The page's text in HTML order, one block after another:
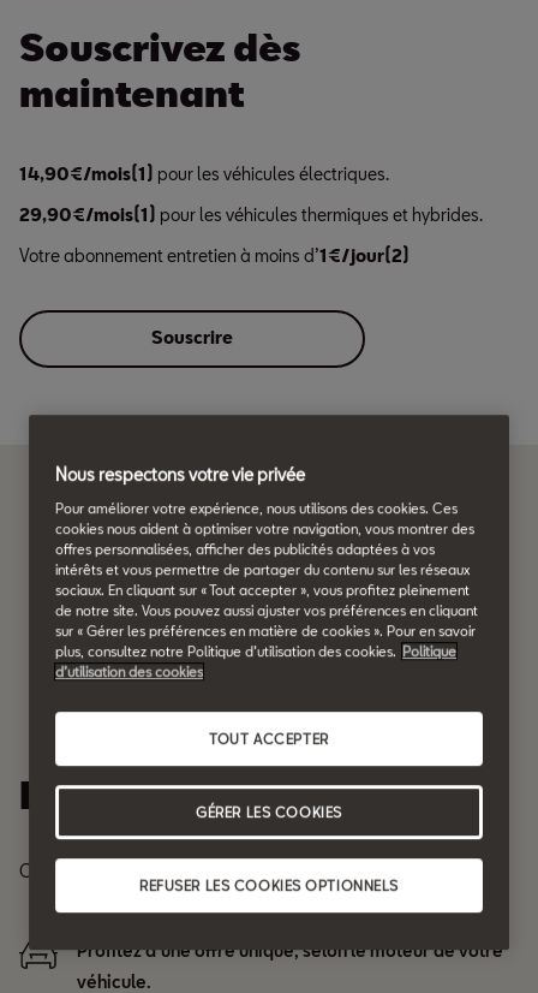
Souscrivez dès
maintenant
14,90€/mois(1) pour les véhicules électriques.
29,90€/mois(1) pour les véhicules thermiques et hybrides.
Votre abonnement entretien à moins d’1€/jour(2)
Souscrire
Les avantages :
Contrôlez chaque étape de votre entretien.
Profitez d’une offre unique, selon le moteur de votre
véhicule.
Nous respectons votre vie privée
Pour améliorer votre expérience, nous utilisons des cookies. Ces
cookies nous aident à optimiser votre navigation, vous montrer des
offres personnalisées, afficher des publicités adaptées à vos
intérêts et vous permettre de partager du contenu sur les réseaux
sociaux. En cliquant sur « Tout accepter », vous profitez pleinement
de notre site. Vous pouvez aussi ajuster vos préférences en cliquant
sur « Gérer les préférences en matière de cookies ». Pour en savoir
plus, consultez notre Politique d’utilisation des cookies.
Politique
d’utilisation des cookies
REFUSER LES COOKIES OPTIONNELS
TOUT ACCEPTER
GÉRER LES COOKIES